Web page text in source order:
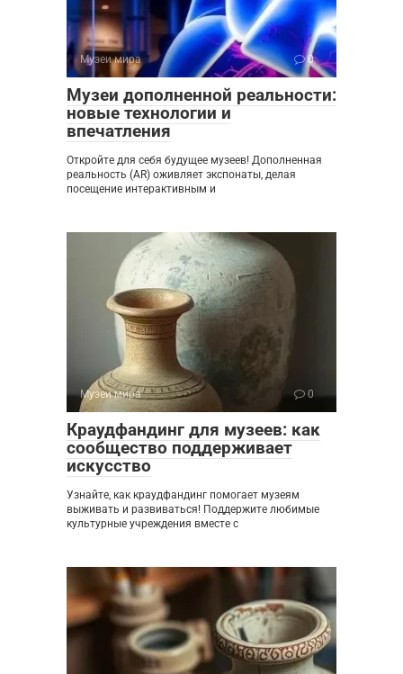
Музеи мира 0
Музеи дополненной реальности:
новые технологии и
впечатления
Откройте для себя будущее музеев! Дополненная
реальность (AR) оживляет экспонаты, делая
посещение интерактивным и
Музеи мира 0
Краудфандинг для музеев: как
сообщество поддерживает
искусство
Узнайте, как краудфандинг помогает музеям
выживать и развиваться! Поддержите любимые
культурные учреждения вместе с